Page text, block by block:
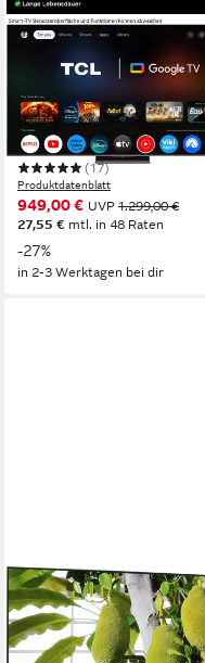
TCL
65Q8CX7 Mini-LED-
164 cm/65 Zoll Diagonale
QLED mini
4K Ultra HD Auflösung
(17)
Produktdatenblatt
949,00 € UVP 1.299,00 €
27,55 € mtl. in 48 Raten
-27%
in 2-3 Werktagen bei dir